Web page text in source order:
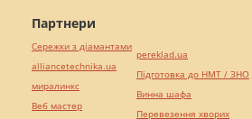
Партнери
Сережки з діамантами
alliancetechnika.ua
миралинкс
Веб мастер
pereklad.ua
Підготовка до НМТ / ЗНО
Винна шафа
Перевезення хворих